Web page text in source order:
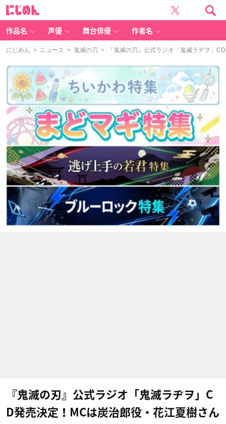
作品名 声優 舞台俳優 作者名
にじめん > ニュース > 鬼滅の刃 > 『鬼滅の刃』公式ラジオ「鬼滅ラヂヲ」
『鬼滅の刃』公式ラジオ「鬼滅ラヂヲ」C
D発売決定！MCは炭治郎役・花江夏樹さん